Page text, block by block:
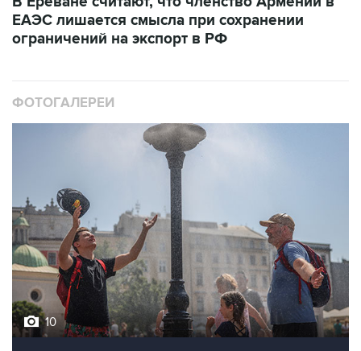
ограничений на экспорт в РФ
Фотохроника 6 августа